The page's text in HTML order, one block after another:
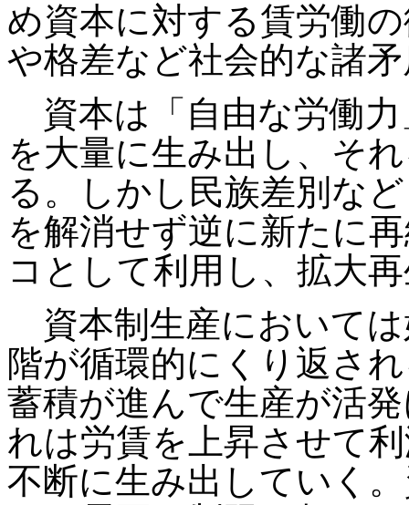
め資本に対する賃労働
や格差など社会的な諸
資本は「自由な労働
を大量に生み出し、そ
る。しかし民族差別な
を解消せず逆に新たに
コとして利用し、拡大
資本制生産において
階が循環的にくり返さ
蓄積が進んで生産が活
れは労賃を上昇させて
不断に生み出していく